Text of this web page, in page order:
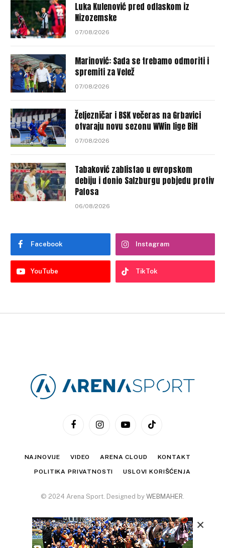
Luka Kulenović pred odlaskom iz
Nizozemske
07/08/2026
Marinović: Sada se trebamo odmoriti i
spremiti za Velež
07/08/2026
Željezničar i BSK večeras na Grbavici
otvaraju novu sezonu WWin lige BiH
07/08/2026
Tabaković zablistao u evropskom
debiju i donio Salzburgu pobjedu protiv
Pafosa
06/08/2026
Facebook Instagram
YouTube TikTok
FacebookInstagramYouTubeTikTok
NAJNOVIJE VIDEO ARENA CLOUD KONTAKT
POLITIKA PRIVATNOSTI USLOVI KORIŠĆENJA
© 2024 Arena Sport. Designed by WEBMAHER.
×